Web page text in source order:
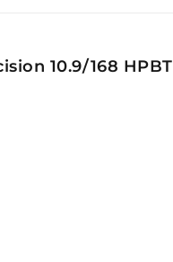
10.9/168 HPBT